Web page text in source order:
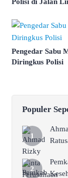
Pengedar Sabu
Diringkus Polisi
Populer